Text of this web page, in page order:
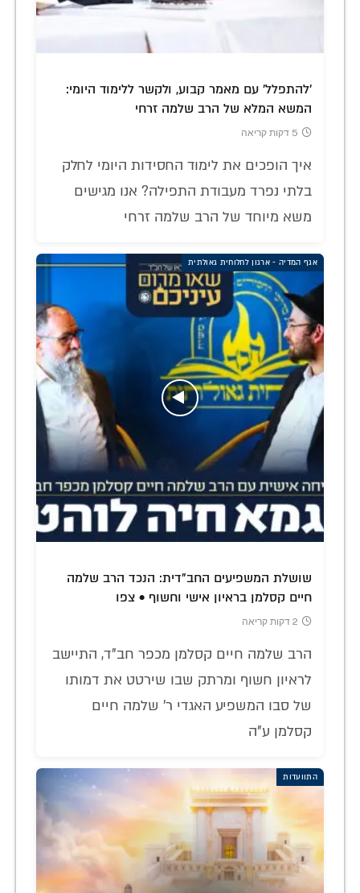
'להתפלל' עם מאמר קבוע, ולקשר ללימוד היומי:
המשא המלא של הרב שלמה זרחי
5 דקות קריאה
איך הופכים את לימוד החסידות היומי לחלק
בלתי נפרד מעבודת התפילה? אנו מגישים
משא מיוחד של הרב שלמה זרחי
אגף המדיה - ארגון לחלוחית גאולתית
שושלת המשפיעים החב"דית: הנכד הרב שלמה
חיים קסלמן בראיון אישי וחשוף • צפו
2 דקות קריאה
הרב שלמה חיים קסלמן מכפר חב"ד, התיישב
לראיון חשוף ומרתק שבו שירטט את דמותו
של סבו המשפיע האגדי ר' שלמה חיים
קסלמן ע"ה
התוועדות